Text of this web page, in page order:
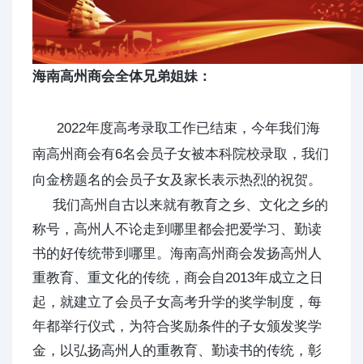
海南高州商会全体兄弟姐妹：
2022年度高考录取工作已结束，今年我们海
南高州商会有6名会员子女被本科院校录取，我们
向金榜题名的会员子女及家长表示热烈的祝贺。
我们高州自古以来就有教育之乡、文化之乡的
称号，高州人不论走到哪里都会把爱学习、勤读
书的好传统带到哪里。海南高州商会发扬高州人
重教育、重文化的传统，商会自2013年成立之日
起，就建立了会员子女高考升学的奖学制度，每
年都举行仪式，为符合奖励条件的子女颁发奖学
金，以弘扬高州人的重教育、勤读书的传统，彰